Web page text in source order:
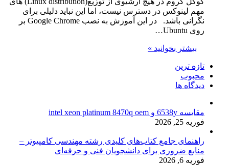
مهم لینوکس در دسترس نیست، اما این نباید دلیلی برای
نگرانی باشد. در این آموزش به نصب Google Chrome بر
روی Ubuntu…
بیشتر بخوانید »
تازه ترین
محبوب
دیدگاه ها
مقایسه 6538y و intel xeon platinum 8470q oem
فوریه 25, 2026
راهنمای جامع کتاب‌های کلیدی رشته مهندسی کامپیوتر –
منابع ضروری برای دانشجویان فنی و حرفه‌ای
فوریه 6, 2026